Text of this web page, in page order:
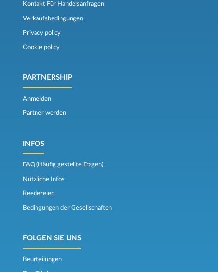
Kontakt Für Handelsanfragen
Verkaufsbedingungen
Privacy policy
Cookie policy
PARTNERSHIP
Anmelden
Partner werden
INFOS
FAQ (Häufig gestellte Fragen)
Nützliche Infos
Reedereien
Bedingungen der Gesellschaften
FOLGEN SIE UNS
Beurteilungen